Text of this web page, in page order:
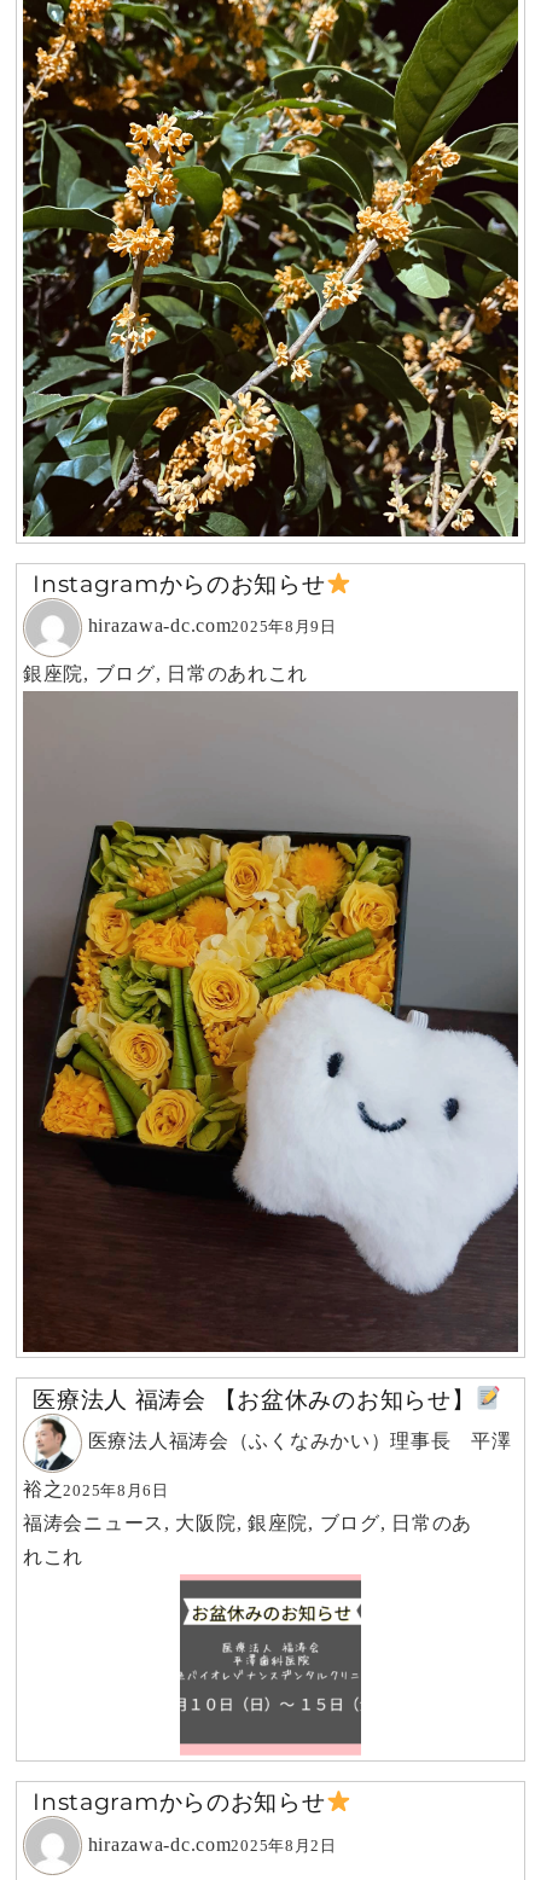
Instagramからのお知らせ
hirazawa-dc.com2025年8月9日
銀座院, ブログ, 日常のあれこれ
医療法人 福涛会 【お盆休みのお知らせ】
医療法人福涛会（ふくなみかい）理事長 平澤
裕之2025年8月6日
福涛会ニュース , 大阪院,銀座院, ブログ, 日常のあ
れこれ
Instagramからのお知らせ
hirazawa-dc.com2025年8月2日